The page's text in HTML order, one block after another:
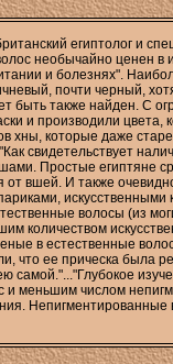
египтолог и
необычайно ценен в
и болезнях".
почти черный,
быть также найден. С
и производили
хны, которые даже
свидетельствует
Простые египтяне
от вшей. И также
волосы (из
количеством
в естественные
что ее прическа была
самой."..."Глубокое
и меньшим числом